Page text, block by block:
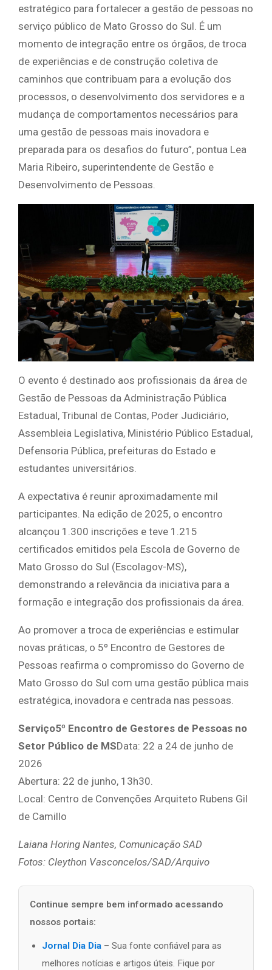
estratégico para fortalecer a gestão de pessoas no
serviço público de Mato Grosso do Sul. É um
momento de integração entre os órgãos, de troca
de experiências e de construção coletiva de
caminhos que contribuam para a evolução dos
processos, o desenvolvimento dos servidores e a
mudança de comportamentos necessários para
uma gestão de pessoas mais inovadora e
preparada para os desafios do futuro”, pontua Lea
Maria Ribeiro, superintendente de Gestão e
Desenvolvimento de Pessoas.
O evento é destinado aos profissionais da área de
Gestão de Pessoas da Administração Pública
Estadual, Tribunal de Contas, Poder Judiciário,
Assembleia Legislativa, Ministério Público Estadual,
Defensoria Pública, prefeituras do Estado e
estudantes universitários.
A expectativa é reunir aproximadamente mil
participantes. Na edição de 2025, o encontro
alcançou 1.300 inscrições e teve 1.215
certificados emitidos pela Escola de Governo de
Mato Grosso do Sul (Escolagov-MS),
demonstrando a relevância da iniciativa para a
formação e integração dos profissionais da área.
Ao promover a troca de experiências e estimular
novas práticas, o 5º Encontro de Gestores de
Pessoas reafirma o compromisso do Governo de
Mato Grosso do Sul com uma gestão pública mais
estratégica, inovadora e centrada nas pessoas.
Serviço5º Encontro de Gestores de Pessoas no
Setor Público de MSData: 22 a 24 de junho de
2026
Abertura: 22 de junho, 13h30.
Local: Centro de Convenções Arquiteto Rubens Gil
de Camillo
Laiana Horing Nantes, Comunicação SAD
Fotos: Cleython Vasconcelos/SAD/Arquivo
Continue sempre bem informado acessando
nossos portais:
Jornal Dia Dia – Sua fonte confiável para as
melhores notícias e artigos úteis. Fique por